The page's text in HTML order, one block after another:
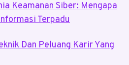
Keamanan Siber: Mengapa
Terpadu
Dan Peluang Karir Yang